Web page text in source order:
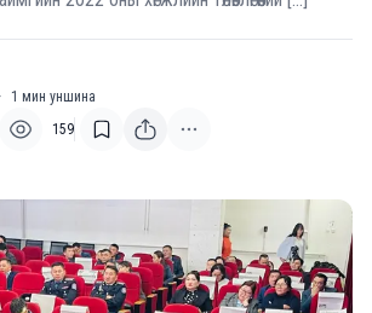
· 1 мин уншина
159